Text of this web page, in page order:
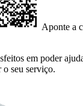
Aponte a
em poder
o seu serviço.